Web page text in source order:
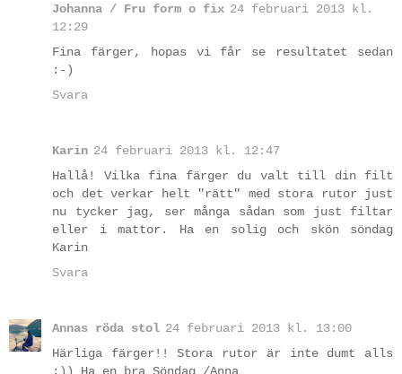
Johanna / Fru form o fix 24 februari 2013 kl.
12:29
Fina färger, hopas vi får se resultatet sedan
:-)
Svara
Karin 24 februari 2013 kl. 12:47
Hallå! Vilka fina färger du valt till din filt
och det verkar helt "rätt" med stora rutor just
nu tycker jag, ser många sådan som just filtar
eller i mattor. Ha en solig och skön söndag
Karin
Svara
Annas röda stol 24 februari 2013 kl. 13:00
Härliga färger!! Stora rutor är inte dumt alls
:)) Ha en bra Söndag /Anna